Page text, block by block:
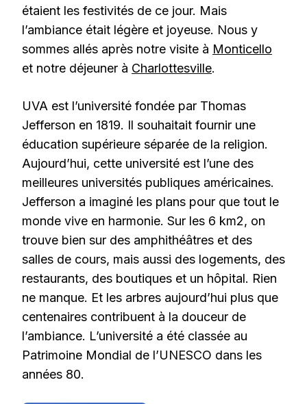
étaient les festivités de ce jour. Mais
l’ambiance était légère et joyeuse. Nous y
sommes allés après notre visite à Monticello
et notre déjeuner à Charlottesville.
UVA est l’université fondée par Thomas
Jefferson en 1819. Il souhaitait fournir une
éducation supérieure séparée de la religion.
Aujourd’hui, cette université est l’une des
meilleures universités publiques américaines.
Jefferson a imaginé les plans pour que tout le
monde vive en harmonie. Sur les 6 km2, on
trouve bien sur des amphithéâtres et des
salles de cours, mais aussi des logements, des
restaurants, des boutiques et un hôpital. Rien
ne manque. Et les arbres aujourd’hui plus que
centenaires contribuent à la douceur de
l’ambiance. L’université a été classée au
Patrimoine Mondial de l’UNESCO dans les
années 80.